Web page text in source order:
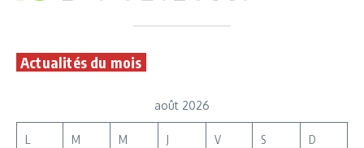
Actualités du mois
août 2026
L M M J V S D